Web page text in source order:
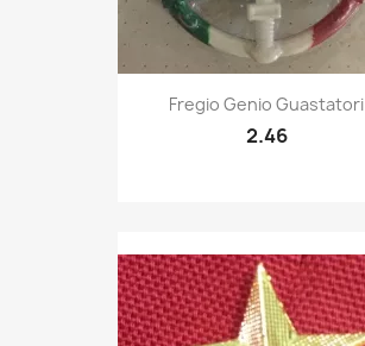
Quick view
Fregio Genio Guastatori
2.46